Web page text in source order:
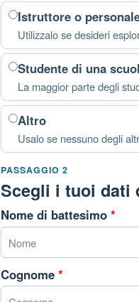
Istruttore o
Utilizzalo se desideri
Studente di una
La maggior parte degli
Altro
Usalo se nessuno degli
PASSAGGIO 2
Scegli i tuoi dati
Nome di battesimo *
Cognome *